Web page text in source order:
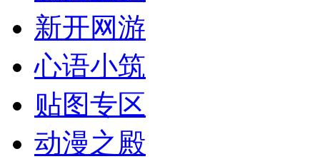
新开网游
心语小筑
贴图专区
动漫之殿